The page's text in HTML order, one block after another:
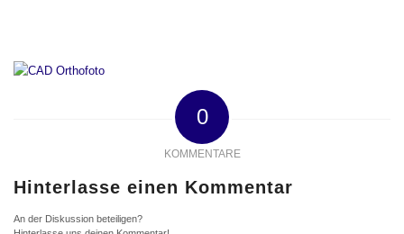
0
KOMMENTARE
Hinterlasse einen Kommentar
An der Diskussion beteiligen?